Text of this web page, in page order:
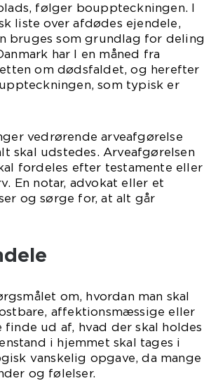
følger bouppteckningen. I
liste over afdødes ejendele,
bruges som grundlag for deling
har I en måned fra
om dødsfaldet, og herefter
som typisk er
vedrørende arveafgørelse
skal udstedes. Arveafgørelsen
fordeles efter testamente eller
En notar, advokat eller et
og sørge for, at alt går
om, hvordan man skal
affektionsmæssige eller
ud af, hvad der skal holdes
i hjemmet skal tages i
vanskelig opgave, da mange
og følelser.